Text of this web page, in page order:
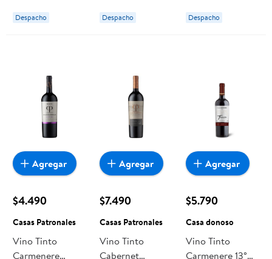
Despacho Despacho
Patronales
Despacho
$4.490
Casas Patronales
Vino Tinto
Carmenere
Agregar
$7.490
Casas Patronales
Vino Tinto
Cabernet
Agregar
$5.790
Casa donoso
Vino Tinto
Carmenere 13°
Agregar